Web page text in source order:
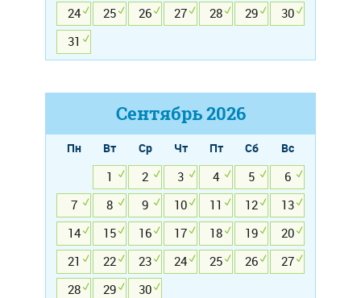
24
25 26 27 28 29
30
31
Сентябрь2026
Пн Вт Ср Чт Пт Сб
Вс
1
2 3 4 5
6
7
8 9 10 11 12
13
14
15 16 17 18 19
20
21
22 23 24 25 26
27
28
29 30